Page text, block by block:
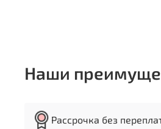
Наши
Рассрочка без